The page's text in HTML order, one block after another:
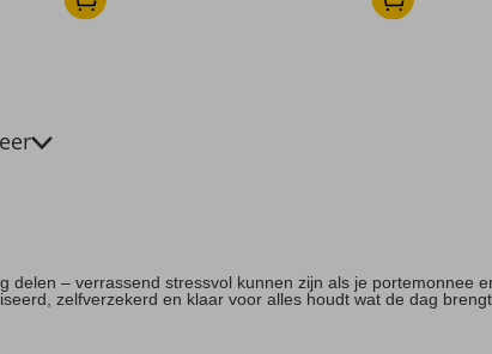
– verrassend stressvol kunnen zijn als je portemonnee
zelfverzekerd en klaar voor alles houdt wat de dag brengt.